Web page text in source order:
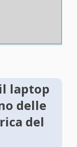
laptop
delle
del